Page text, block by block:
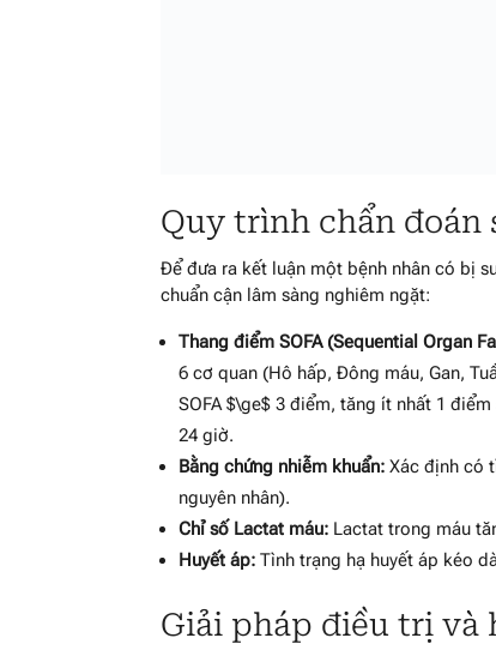
Quy trình chẩn đoán
Để đưa ra kết luận một bệnh nhân có bị
chuẩn cận lâm sàng nghiêm ngặt:
Thang điểm SOFA (Sequential Organ
6 cơ quan (Hô hấp, Đông máu, Gan,
SOFA$\ge$ 3 điểm, tăng ít nhất 1
24 giờ.
Bằng chứng nhiễm khuẩn: Xác định có
nguyên nhân).
Chỉ số Lactat máu: Lactat trong máu
Huyết áp: Tình trạng hạ huyết áp kéo
Giải pháp điều trị và